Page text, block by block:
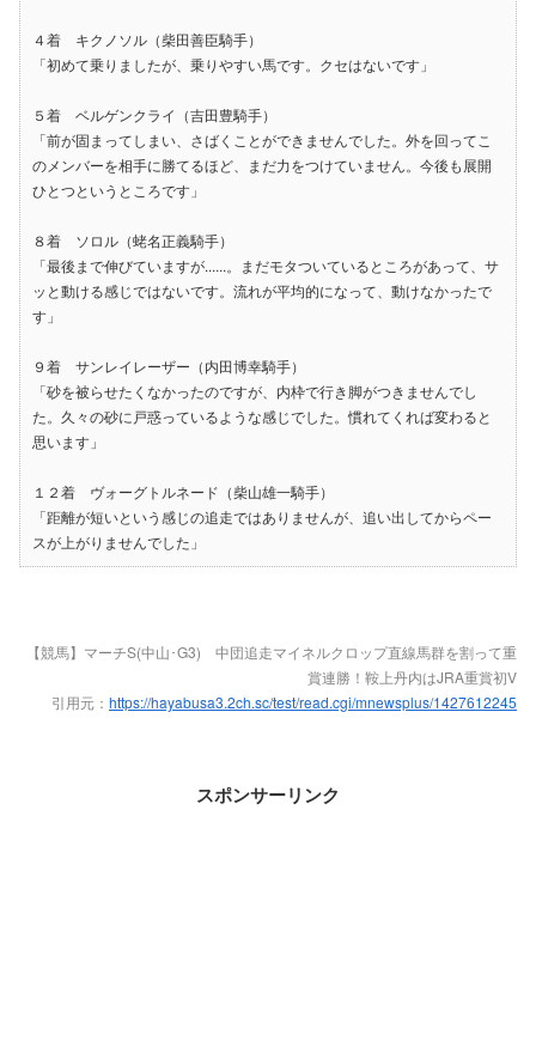
４着 キクノソル（柴田善臣騎手）
「初めて乗りましたが、乗りやすい馬です。クセはないです」
５着 ベルゲンクライ（吉田豊騎手）
「前が固まってしまい、さばくことができませんでした。外を回ってこ
のメンバーを相手に勝てるほど、まだ力をつけていません。今後も展開
ひとつというところです」
８着 ソロル（蛯名正義騎手）
「最後まで伸びていますが......。まだモタついているところがあって、サ
ッと動ける感じではないです。流れが平均的になって、動けなかったで
す」
９着 サンレイレーザー（内田博幸騎手）
「砂を被らせたくなかったのですが、内枠で行き脚がつきませんでし
た。久々の砂に戸惑っているような感じでした。慣れてくれば変わると
思います」
１２着 ヴォーグトルネード（柴山雄一騎手）
「距離が短いという感じの追走ではありませんが、追い出してからペー
スが上がりませんでした」
【競馬】マーチS(中山･G3) 中団追走マイネルクロップ直線馬群を割って重
賞連勝！鞍上丹内はJRA重賞初V
引用元： https://hayabusa3.2ch.sc/test/read.cgi/mnewsplus/1427612245
スポンサーリンク